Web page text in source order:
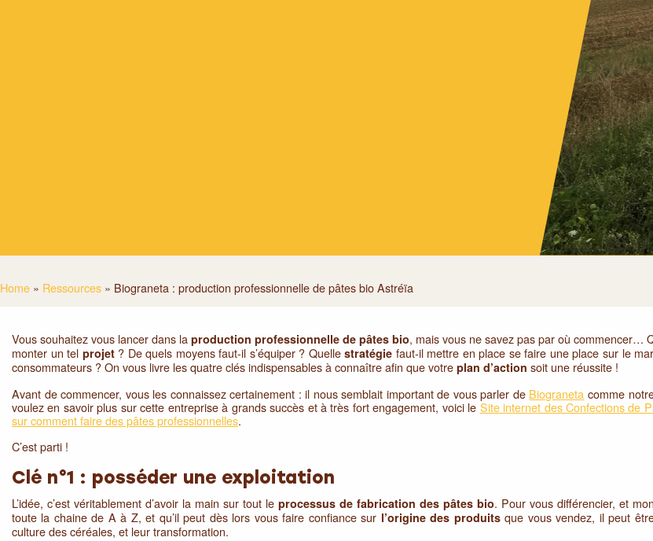
Home » Ressources » Biograneta : production professionnelle de pâtes bio Astréïa
Vous souhaitez vous lancer dans laproduction professionnelle de pâtes bio, mais vous ne savez pas par où commencer…
monter un tel projet? De quels moyens faut-il s’équiper ? Quellestratégie faut-il mettre en place se faire une place sur le
consommateurs ? On vous livre les quatre clés indispensables à connaître afin que votre plan d’action soit une réussite !
Avant de commencer, vous les connaissez certainement : il nous semblait important de vous parler de Biograneta comme
voulez en savoir plus sur cette entreprise à grands succès et à très fort engagement, voici le Site internet des Confections de
sur comment faire des pâtes professionnelles.
C’est parti !
Clé n°1 : posséder une exploitation
L’idée, c’est véritablement d’avoir la main sur tout leprocessus de fabrication des pâtes bio. Pour vous différencier, et
toute la chaine de A à Z, et qu’il peut dès lors vous faire confiance sur l’origine des produitsque vous vendez, il peut
culture des céréales, et leur transformation.